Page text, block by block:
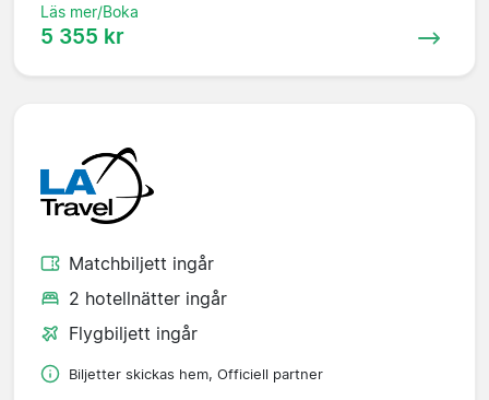
Läs mer/Boka
5 355 kr
Matchbiljett ingår
2 hotellnätter ingår
Flygbiljett ingår
Biljetter skickas hem, Officiell partner